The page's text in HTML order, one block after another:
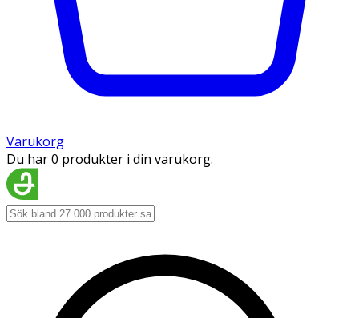
Varukorg
Du har 0 produkter i din varukorg.